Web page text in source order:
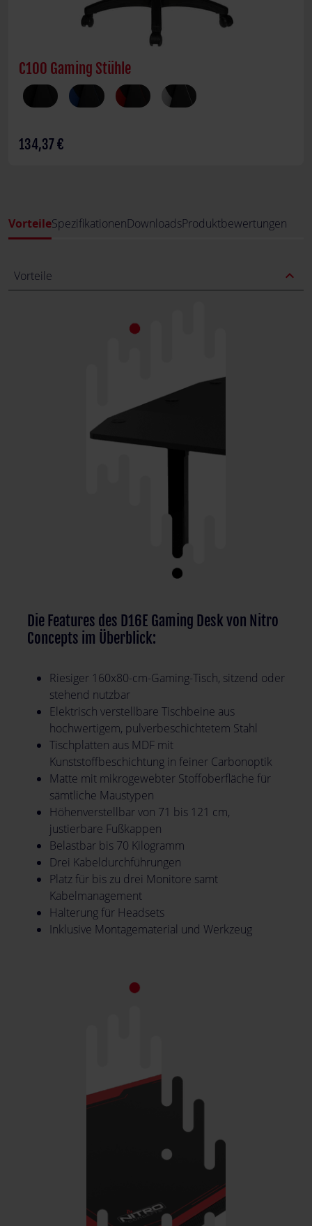
C100 Gaming Stühle
134,37 €
VorteileSpezifikationenDownloadsProduktbewertungen
Vorteile expand_less
Die Features des D16E Gaming Desk von Nitro
Concepts im Überblick:
Riesiger 160x80-cm-Gaming-Tisch, sitzend oder
stehend nutzbar
Elektrisch verstellbare Tischbeine aus
hochwertigem, pulverbeschichtetem Stahl
Tischplatten aus MDF mit
Kunststoffbeschichtung in feiner Carbonoptik
Matte mit mikrogewebter Stoffoberfläche für
sämtliche Maustypen
Höhenverstellbar von 71 bis 121 cm,
justierbare Fußkappen
Belastbar bis 70 Kilogramm
Drei Kabeldurchführungen
Platz für bis zu drei Monitore samt
Kabelmanagement
Halterung für Headsets
Inklusive Montagematerial und Werkzeug